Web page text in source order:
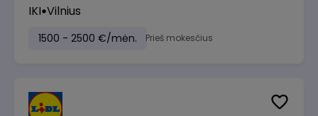
IKI Vilnius
1500 - 2500 €/mėn. Prieš mokesčius